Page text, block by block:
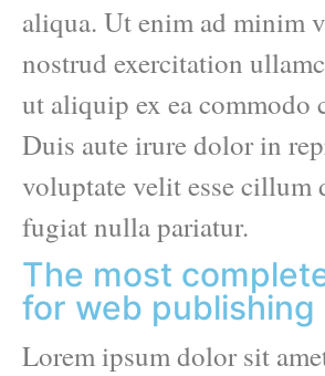
aliqua. Ut enim ad minim
nostrud exercitation
ut aliquip ex ea commodo
Duis aute irure dolor in
voluptate velit esse cillum
fugiat nulla pariatur.
The most
for web publishing
Lorem ipsum dolor sit